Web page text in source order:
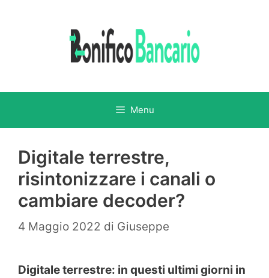
Menu
Digitale terrestre,
risintonizzare i canali o
cambiare decoder?
4 Maggio 2022 di Giuseppe
Digitale terrestre: in questi ultimi giorni in